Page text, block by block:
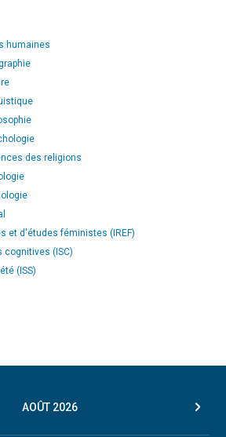
humaines
des religions
et d'études féministes (IREF)
(ISC)
(ISS)
AOÛT 2026